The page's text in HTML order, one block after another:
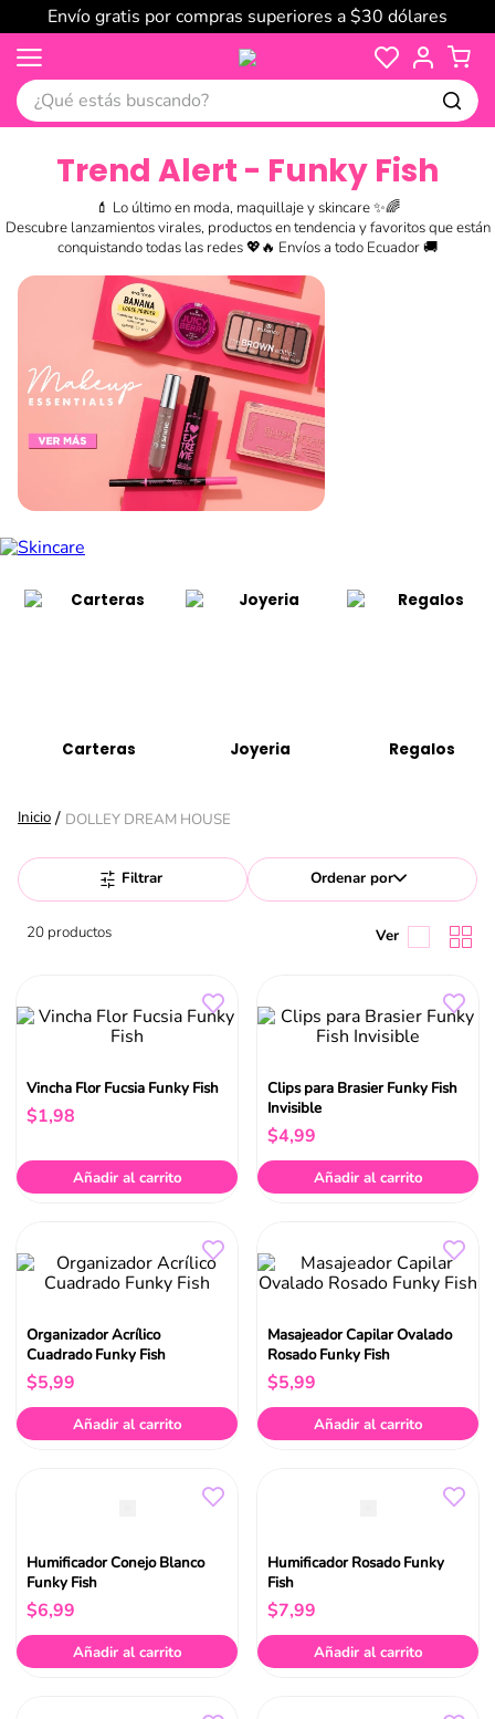
Envío gratis por compras superiores a $30 dólares
¿Qué estás buscando?
Trend Alert - Funky Fish
💄 Lo último en moda, maquillaje y skincare ✨🌈
Descubre lanzamientos virales, productos en tendencia y favoritos que están
conquistando todas las redes 💖🔥 Envíos a todo Ecuador 🚚
Carteras Joyeria Regalos
DOLLEY DREAM HOUSE
Filtrar Ordenar por
20 productos
Vincha Flor Fucsia Funky Fish
$1,98
Añadir al carrito
Clips para Brasier Funky Fish
Invisible
$4,99
Añadir al carrito
Organizador Acrílico
Cuadrado Funky Fish
$5,99
Añadir al carrito
Masajeador Capilar Ovalado
Rosado Funky Fish
$5,99
Añadir al carrito
Humificador Conejo Blanco
Funky Fish
$6,99
Añadir al carrito
Humificador Rosado Funky
Fish
$7,99
Añadir al carrito